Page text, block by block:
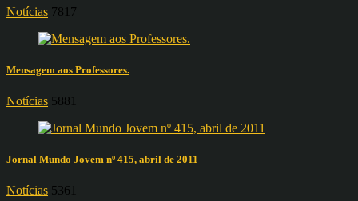
Notícias 7817
Mensagem aos Professores.
Notícias 5881
Jornal Mundo Jovem nº 415, abril de 2011
Notícias 5361